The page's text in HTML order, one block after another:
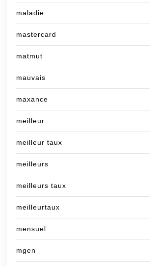
maladie
mastercard
matmut
mauvais
maxance
meilleur
meilleur taux
meilleurs
meilleurs taux
meilleurtaux
mensuel
mgen